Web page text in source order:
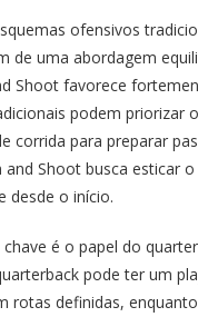
ofensivos
de uma abordagem
Shoot favorece
podem priorizar
corrida para preparar
and Shoot busca esticar
desde o início.
é o papel do
pode ter um
rotas definidas,